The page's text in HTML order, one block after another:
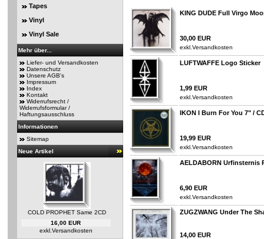
Tapes
Vinyl
Vinyl Sale
Mehr über...
Liefer- und Versandkosten
Datenschutz
Unsere AGB's
Impressum
Index
Kontakt
Widerrufsrecht /
Widerrufsformular /
Haftungsausschluss
Informationen
Sitemap
Neue Artikel
COLD PROPHET Same 2CD
16,00 EUR
exkl. Versandkosten
KING DUDE Full Virgo
30,00 EUR
exkl. Versandkosten
LUFTWAFFE Logo Sticker
1,99 EUR
exkl. Versandkosten
IKON I Burn For You 7" /
19,99 EUR
exkl. Versandkosten
AELDABORN Urfinsternis
6,90 EUR
exkl. Versandkosten
ZUGZWANG Under The
14,00 EUR